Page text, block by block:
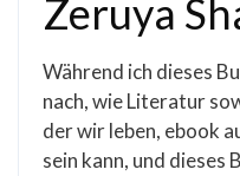
Zeruya
Während ich dieses
nach, wie Literatur
der wir leben, ebook
sein kann, und